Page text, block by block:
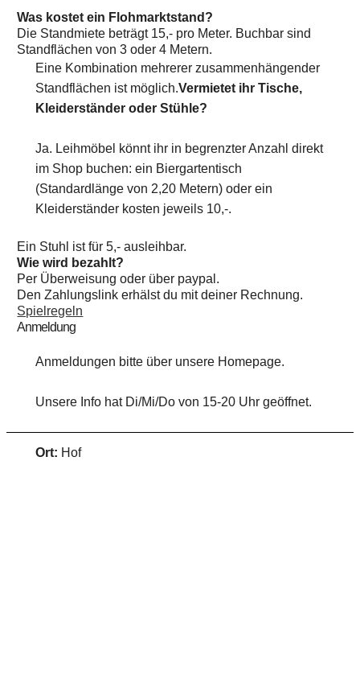
Was kostet ein Flohmarktstand?
Die Standmiete beträgt 15,- pro Meter. Buchbar sind
Standflächen von 3 oder 4 Metern.
Eine Kombination mehrerer zusammenhängender
Standflächen ist möglich.Vermietet ihr Tische,
Kleiderständer oder Stühle?
Ja. Leihmöbel könnt ihr in begrenzter Anzahl direkt
im Shop buchen: ein Biergartentisch
(Standardlänge von 2,20 Metern) oder ein
Kleiderständer kosten jeweils 10,-.
Ein Stuhl ist für 5,- ausleihbar.
Wie wird bezahlt?
Per Überweisung oder über paypal.
Den Zahlungslink erhälst du mit deiner Rechnung.
Spielregeln
Anmeldung
Anmeldungen bitte über unsere Homepage.
Unsere Info hat Di/Mi/Do von 15-20 Uhr geöffnet.
Ort: Hof